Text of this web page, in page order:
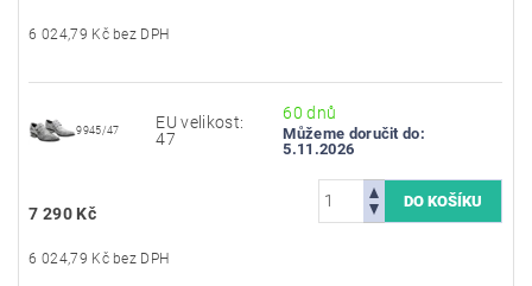
6 024,79 Kč bez DPH
9945/47
EU velikost:
47
60 dnů
Můžeme doručit do:
5.11.2026
7 290 Kč
6 024,79 Kč bez DPH